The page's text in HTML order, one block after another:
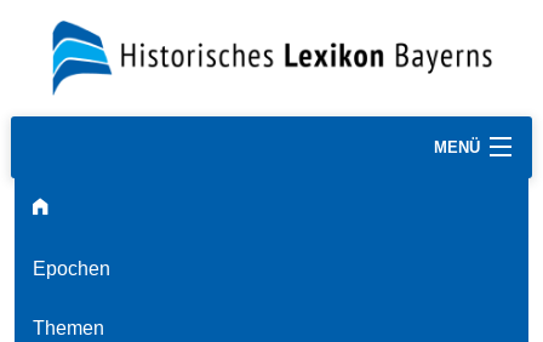
MENÜ
Epochen
Themen